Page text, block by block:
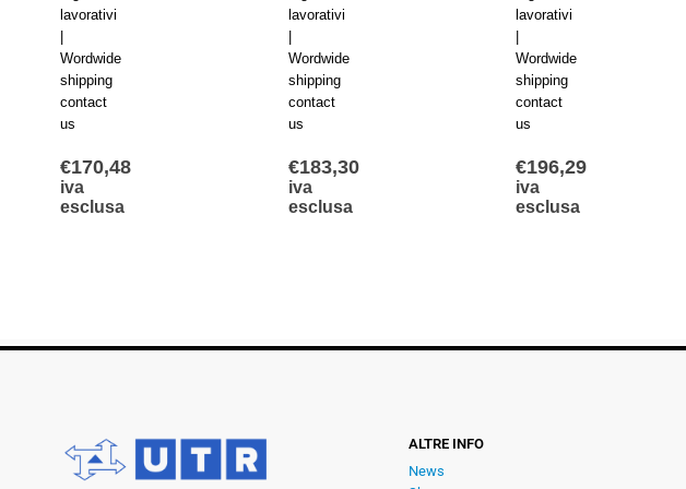
lavorativi
Wordwide
shipping
contact
us
€170,48
iva
esclusa
lavorativi
Wordwide
shipping
contact
us
€183,30
iva
esclusa
lavorativi
Wordwide
shipping
contact
us
€196,29
iva
esclusa
ALTRE INFO
News